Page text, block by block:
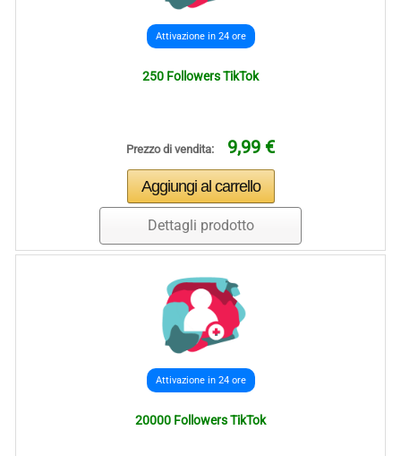
Attivazione in 24 ore
250 Followers TikTok
Prezzo di vendita: 9,99 €
Dettagli prodotto
Attivazione in 24 ore
20000 Followers TikTok